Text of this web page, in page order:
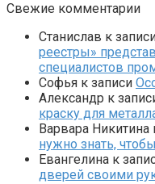
Свежие комментарии
Станислав к
реестры»
специалистов
Софья к записи
Александр к
краску для
Варвара Никитина
нужно знать,
Евангелина к
дверей своими